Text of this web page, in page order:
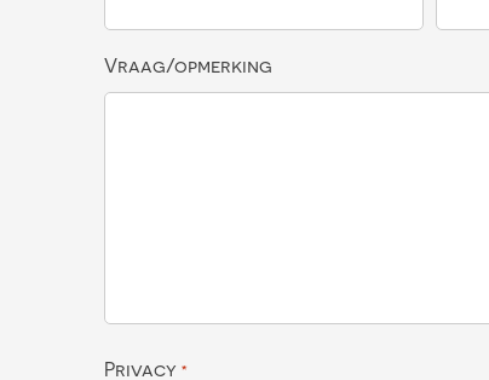
Vraag/opmerking
Privacy *